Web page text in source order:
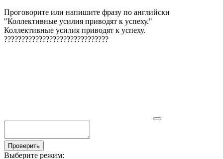
Проговорите или напишите фразу по английски
"Коллективные усилия приводят к успеху."
Коллективные усилия приводят к успеху.
??????????????????????????????
Проверить
Выберите режим: